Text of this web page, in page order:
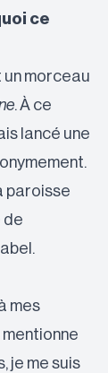
ce
un morceau
. À ce
lancé une
paroisse
de
mes
je me suis